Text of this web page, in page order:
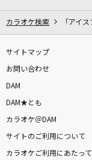
カラオケ検索 「アイ
サイトマップ
お問い合わせ
DAM
DAM★とも
カラオケ＠DAM
サイトのご利用について
カラオケご利用にあたっ